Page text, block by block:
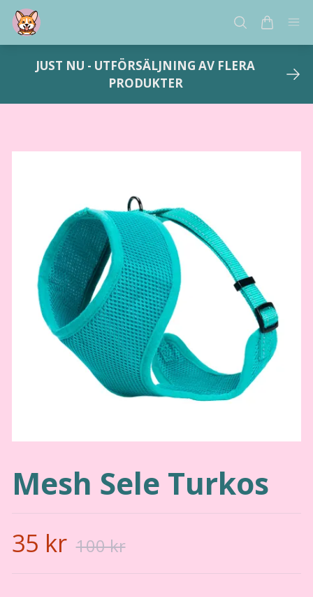
JUST NU - UTFÖRSÄLJNING AV FLERA
PRODUKTER
Mesh Sele Turkos
35 kr 100 kr